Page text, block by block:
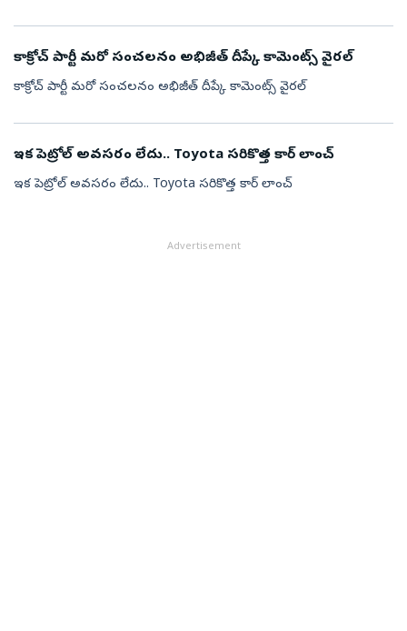
కాక్రోచ్ పార్టీ మరో సంచలనం అభిజీత్ దీప్కే కామెంట్స్ వైరల్
కాక్రోచ్ పార్టీ మరో సంచలనం అభిజీత్ దీప్కే కామెంట్స్ వైరల్
ఇక పెట్రోల్ అవసరం లేదు.. Toyota సరికొత్త కార్ లాంచ్
ఇక పెట్రోల్ అవసరం లేదు.. Toyota సరికొత్త కార్ లాంచ్
Advertisement